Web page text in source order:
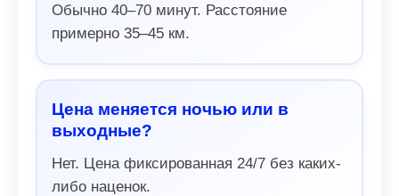
Обычно 40–70 минут. Расстояние
примерно 35–45 км.
Цена меняется ночью или в
выходные?
Нет. Цена фиксированная 24/7 без каких-
либо наценок.